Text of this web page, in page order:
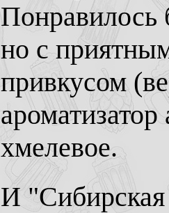
Понравилось
но с
привкусом
хмелевое.
И "Сибирская